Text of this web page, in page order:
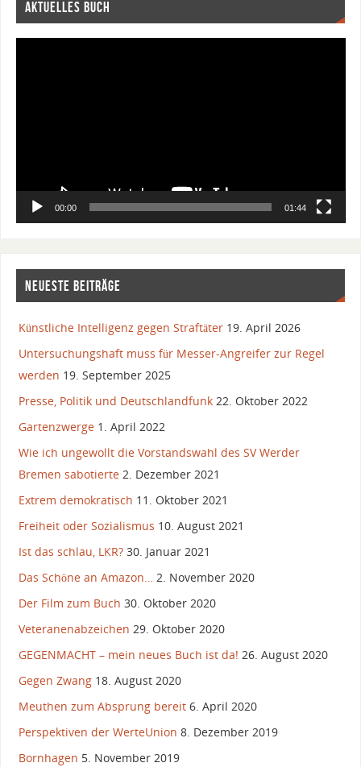
AKTUELLES BUCH
00:00 01:44
NEUESTE BEITRÄGE
Künstliche Intelligenz gegen Straftäter 19. April 2026
Untersuchungshaft muss für Messer-Angreifer zur Regel
werden 19. September 2025
Presse, Politik und Deutschlandfunk 22. Oktober 2022
Gartenzwerge 1. April 2022
Wie ich ungewollt die Vorstandswahl des SV Werder
Bremen sabotierte 2. Dezember 2021
Extrem demokratisch 11. Oktober 2021
Freiheit oder Sozialismus 10. August 2021
Ist das schlau, LKR? 30. Januar 2021
Das Schöne an Amazon… 2. November 2020
Der Film zum Buch 30. Oktober 2020
Veteranenabzeichen 29. Oktober 2020
GEGENMACHT – mein neues Buch ist da! 26. August 2020
Gegen Zwang 18. August 2020
Meuthen zum Absprung bereit 6. April 2020
Perspektiven der WerteUnion 8. Dezember 2019
Bornhagen 5. November 2019